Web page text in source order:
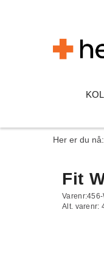
Her er du nå:
Fit
Varenr:456-
Alt. varenr: